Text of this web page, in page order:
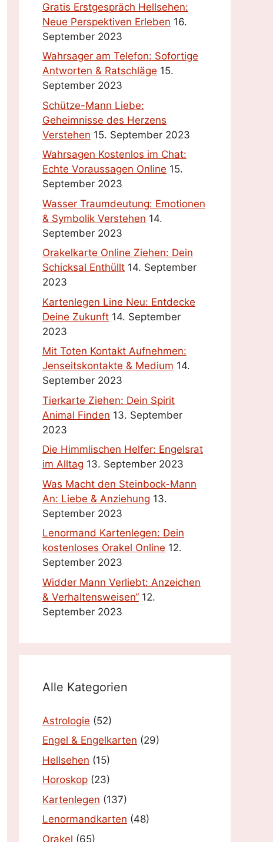
Gratis Erstgespräch Hellsehen:
Neue Perspektiven Erleben 16.
September 2023
Wahrsager am Telefon: Sofortige
Antworten & Ratschläge 15.
September 2023
Schütze-Mann Liebe:
Geheimnisse des Herzens
Verstehen 15. September 2023
Wahrsagen Kostenlos im Chat:
Echte Voraussagen Online 15.
September 2023
Wasser Traumdeutung: Emotionen
& Symbolik Verstehen 14.
September 2023
Orakelkarte Online Ziehen: Dein
Schicksal Enthüllt 14. September
2023
Kartenlegen Line Neu: Entdecke
Deine Zukunft 14. September
2023
Mit Toten Kontakt Aufnehmen:
Jenseitskontakte & Medium 14.
September 2023
Tierkarte Ziehen: Dein Spirit
Animal Finden 13. September
2023
Die Himmlischen Helfer: Engelsrat
im Alltag 13. September 2023
Was Macht den Steinbock-Mann
An: Liebe & Anziehung 13.
September 2023
Lenormand Kartenlegen: Dein
kostenloses Orakel Online 12.
September 2023
Widder Mann Verliebt: Anzeichen
& Verhaltensweisen“ 12.
September 2023
Alle Kategorien
Astrologie (52)
Engel & Engelkarten (29)
Hellsehen (15)
Horoskop (23)
Kartenlegen (137)
Lenormandkarten (48)
Orakel (65)